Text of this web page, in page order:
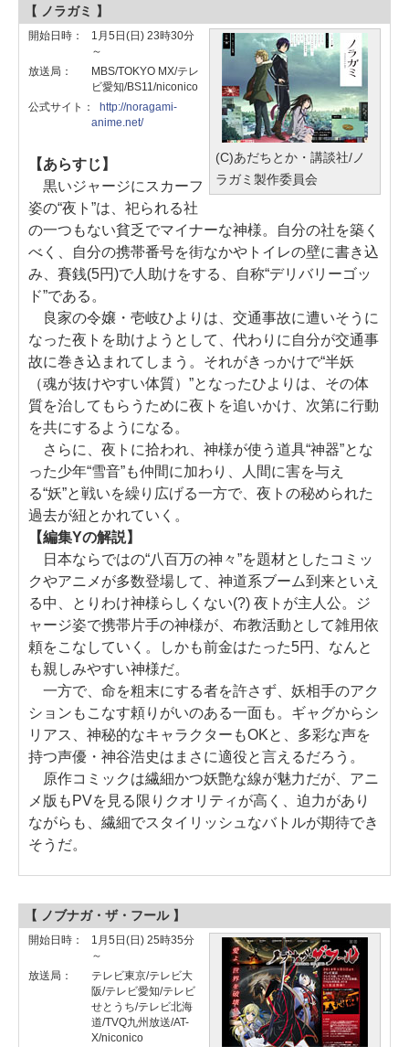
【 ノラガミ 】
(C)あだちとか・講談社/ノ
ラガミ製作委員会
開始日時：
1月5日(日) 23時30分
～
放送局：
MBS/TOKYO MX/テレ
ビ愛知/BS11/niconico
公式サイト：
http://noragami-
anime.net/
【あらすじ】
黒いジャージにスカーフ
姿の“夜ト”は、祀られる社
の一つもない貧乏でマイナーな神様。自分の社を築く
べく、自分の携帯番号を街なかやトイレの壁に書き込
み、賽銭(5円)で人助けをする、自称“デリバリーゴッ
ド”である。
良家の令嬢・壱岐ひよりは、交通事故に遭いそうに
なった夜トを助けようとして、代わりに自分が交通事
故に巻き込まれてしまう。それがきっかけで“半妖
（魂が抜けやすい体質）”となったひよりは、その体
質を治してもらうために夜トを追いかけ、次第に行動
を共にするようになる。
さらに、夜トに拾われ、神様が使う道具“神器”とな
った少年“雪音”も仲間に加わり、人間に害を与え
る“妖”と戦いを繰り広げる一方で、夜トの秘められた
過去が紐とかれていく。
【編集Yの解説】
日本ならではの“八百万の神々”を題材としたコミッ
クやアニメが多数登場して、神道系ブーム到来といえ
る中、とりわけ神様らしくない(?) 夜トが主人公。ジ
ャージ姿で携帯片手の神様が、布教活動として雑用依
頼をこなしていく。しかも前金はたった5円、なんと
も親しみやすい神様だ。
一方で、命を粗末にする者を許さず、妖相手のアク
ションもこなす頼りがいのある一面も。ギャグからシ
リアス、神秘的なキャラクターもOKと、多彩な声を
持つ声優・神谷浩史はまさに適役と言えるだろう。
原作コミックは繊細かつ妖艶な線が魅力だが、アニ
メ版もPVを見る限りクオリティが高く、迫力があり
ながらも、繊細でスタイリッシュなバトルが期待でき
そうだ。
【 ノブナガ・ザ・フール 】
開始日時：
1月5日(日) 25時35分
～
放送局：
テレビ東京/テレビ大
阪/テレビ愛知/テレビ
せとうち/テレビ北海
道/TVQ九州放送/AT-
X/niconico